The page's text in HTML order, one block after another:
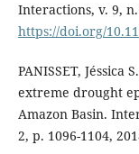
Interactions, v. 9,
https://doi.org/
PANISSET,
extreme drought
Amazon Basin.
2, p. 1096-1104,